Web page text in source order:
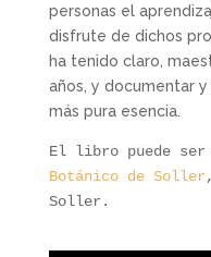
personas el
disfrute de dichos
ha tenido claro,
años, y documentar
más pura esencia.
El libro puede
Botánico de Soller
Soller.